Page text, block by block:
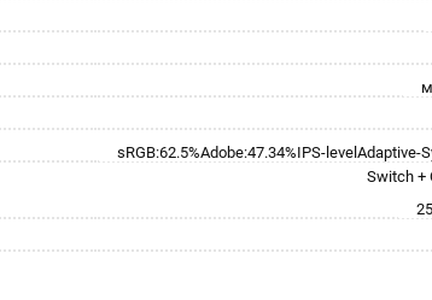
sRGB:62.5%Adobe:47.34%IPS-levelAdaptive-
Switch +